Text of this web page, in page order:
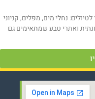
נחלי מים, מפלים, קניוני
ואתרי טבע שמתאימים גם